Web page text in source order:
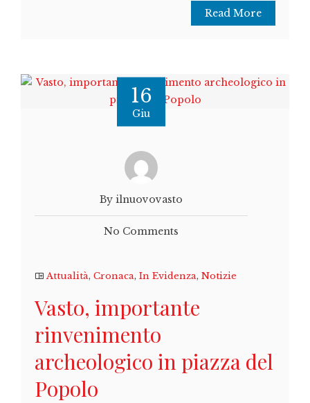
Read More
16
Giu
By ilnuovovasto
No Comments
Attualità, Cronaca, In Evidenza, Notizie
Vasto, importante
rinvenimento
archeologico in piazza del
Popolo